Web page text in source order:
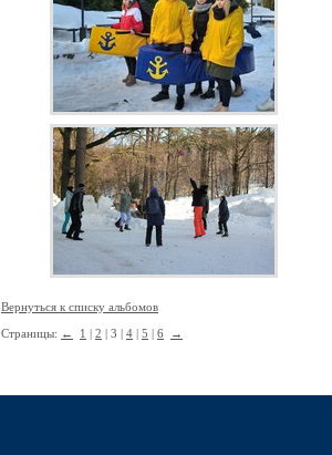
Вернуться к списку альбомов
Страницы: ← 1 | 2 | 3 | 4 | 5 | 6 →